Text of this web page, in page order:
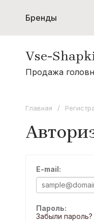
Бренды
А - Я
Коллекция Noryalli
Коллекция Wag
Коллекция Paola
Vse-
Продажа
Главная /
E-mail:
Пароль:
Забыли пароль?